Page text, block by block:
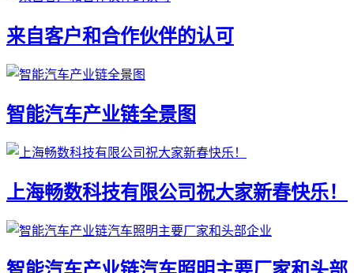
来自客户和合作伙伴的认可
智能汽车产业链全景图
上海畅数科技有限公司祝大家新春快乐！